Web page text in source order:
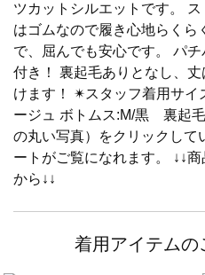
ツカットシルエットです。
はゴムなので履き心地らくら
で、屈んでも安心です。 パ
付き！ 裏起毛ありとなし、
けます！ ✴︎スタッフ着用サイ
ージュ ボトムス:M/黒 裏起
の丸い写真）をクリックして
ートがご覧になれます。 ↓↓
から↓↓
着用アイテムの